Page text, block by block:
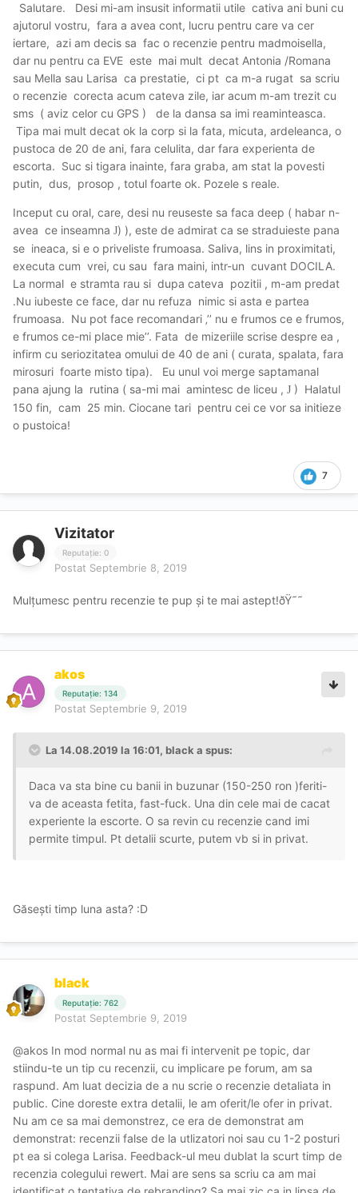
Salutare. Desi mi-am insusit informatii utile cativa ani buni cu
ajutorul vostru, fara a avea cont, lucru pentru care va cer
iertare, azi am decis sa fac o recenzie pentru madmoisella,
dar nu pentru ca EVE este mai mult decat Antonia /Romana
sau Mella sau Larisa ca prestatie, ci pt ca m-a rugat sa scriu
o recenzie corecta acum cateva zile, iar acum m-am trezit cu
sms ( aviz celor cu GPS ) de la dansa sa imi reaminteasca.
Tipa mai mult decat ok la corp si la fata, micuta, ardeleanca, o
pustoca de 20 de ani, fara celulita, dar fara experienta de
escorta. Suc si tigara inainte, fara graba, am stat la povesti
putin, dus, prosop , totul foarte ok. Pozele s reale.
Inceput cu oral, care, desi nu reuseste sa faca deep ( habar n-
avea ce inseamna J) ), este de admirat ca se straduieste pana
se ineaca, si e o priveliste frumoasa. Saliva, lins in proximitati,
executa cum vrei, cu sau fara maini, intr-un cuvant DOCILA.
La normal e stramta rau si dupa cateva pozitii , m-am predat
.Nu iubeste ce face, dar nu refuza nimic si asta e partea
frumoasa. Nu pot face recomandari ‚’’ nu e frumos ce e frumos,
e frumos ce-mi place mie’’. Fata de mizeriile scrise despre ea ,
infirm cu seriozitatea omului de 40 de ani ( curata, spalata, fara
mirosuri foarte misto tipa). Eu unul voi merge saptamanal
pana ajung la rutina ( sa-mi mai amintesc de liceu , J ) Halatul
150 fin, cam 25 min. Ciocane tari pentru cei ce vor sa initieze
o pustoica!
7
Vizitator
Reputație: 0
Postat Septembrie 8, 2019
Mulțumesc pentru recenzie te pup și te mai astept!ðŸ˜˜
akos
Reputație: 134
Postat Septembrie 9, 2019
La 14.08.2019 la 16:01, black a spus:
Daca va sta bine cu banii in buzunar (150-250 ron )feriti-
va de aceasta fetita, fast-fuck. Una din cele mai de cacat
experiente la escorte. O sa revin cu recenzie cand imi
permite timpul. Pt detalii scurte, putem vb si in privat.
Găsești timp luna asta? :D
black
Reputație: 762
Postat Septembrie 9, 2019
@akos In mod normal nu as mai fi intervenit pe topic, dar
stiindu-te un tip cu recenzii, cu implicare pe forum, am sa
raspund. Am luat decizia de a nu scrie o recenzie detaliata in
public. Cine doreste extra detalii, le am oferit/le ofer in privat.
Nu am ce sa mai demonstrez, ce era de demonstrat am
demonstrat: recenzii false de la utlizatori noi sau cu 1-2 posturi
pt ea si colega Larisa. Feedback-ul meu dublat la scurt timp de
recenzia colegului rewert. Mai are sens sa scriu ca am mai